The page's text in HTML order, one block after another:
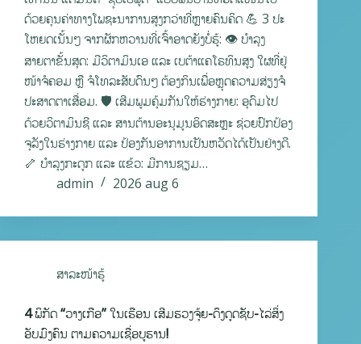
ດ້ວຍຄຸນຄ່າທາງໂພຊະນາການສູງກວ່າທີ່ຫຼາຍຄົນຄິດ 💪 3 ປະ
ໂຫຍດເນັ້ນໆ ຈາກຜັກຫວານທີ່ເຈົ້າອາດຍັງບໍ່ຮູ້: 👁️ ບຳລຸງ
ສາຍຕາຂັ້ນສຸດ: ມີວິຕາມິນເອ ແລະ ເບຕ້າແຄໂຣທິນສູງ ໃຜທີ່ຢູ່
ໜ້າຈໍຄອມ ຫຼື ຈໍໂທລະສັບດົນໆ ຕ້ອງກິນເພື່ອຫຼຸດຄວາມສ່ຽງຈໍ
ປະສາດຕາເສື່ອມ. 🛡️ ເສີມພູມຄຸ້ມກັນໃຫ້ຮ່າງກາຍ: ອຸດົມໄປ
ດ້ວຍວິຕາມິນຊີ ແລະ ສານຕ້ານອະນຸມູນອິດສະຫຼະ ຊ່ວຍປົກປ້ອງ
ຈຸລັງໃນຮ່າງກາຍ ແລະ ປ້ອງກັນອາການເປັນຫວັດໄດ້ເປັນຢ່າງດີ.
🦴 ບຳລຸງກະດູກ ແລະ ແຂ້ວ: ມີການຊຽມ…
admin
2026 aug 6
ສາລະໜ້າຮູ້
4 ພິກັດ “ວາງເກືອ” ໃນເຮືອນ ເສີມຮວງຈຸ້ຍ-ດຶງດູດຊັບ-ໄລ່ສິ່ງ
ອັບມົງຄົນ ຕາມຄວາມເຊື່ອບູຮານ!